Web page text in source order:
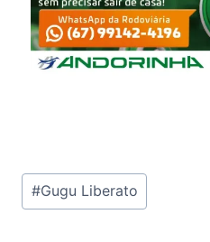
Tags
do
#Gugu Liberato